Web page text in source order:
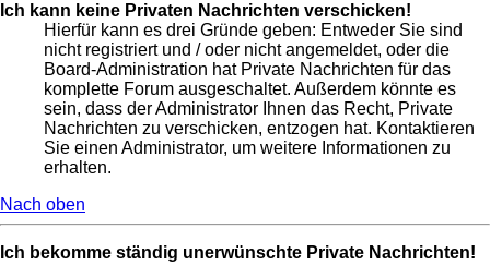
Ich kann keine Privaten Nachrichten verschicken!
Hierfür kann es drei Gründe geben: Entweder Sie sind
nicht registriert und / oder nicht angemeldet, oder die
Board-Administration hat Private Nachrichten für das
komplette Forum ausgeschaltet. Außerdem könnte es
sein, dass der Administrator Ihnen das Recht, Private
Nachrichten zu verschicken, entzogen hat. Kontaktieren
Sie einen Administrator, um weitere Informationen zu
erhalten.
Nach oben
Ich bekomme ständig unerwünschte Private Nachrichten!